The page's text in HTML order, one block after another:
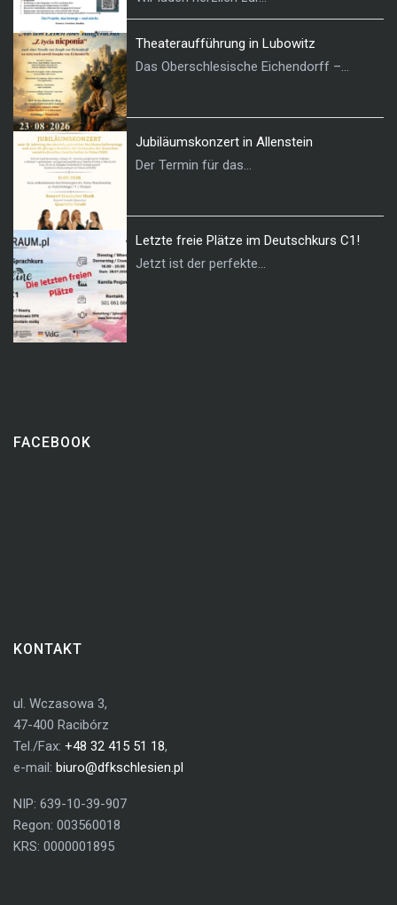
Theateraufführung in Lubowitz
Das Oberschlesische Eichendorff –...
Jubiläumskonzert in Allenstein
Der Termin für das...
Letzte freie Plätze im Deutschkurs C1!
Jetzt ist der perfekte...
FACEBOOK
KONTAKT
ul. Wczasowa 3,
47-400 Racibórz
Tel./Fax: +48 32 415 51 18,
e-mail: biuro@dfkschlesien.pl
NIP: 639-10-39-907
Regon: 003560018
KRS: 0000001895